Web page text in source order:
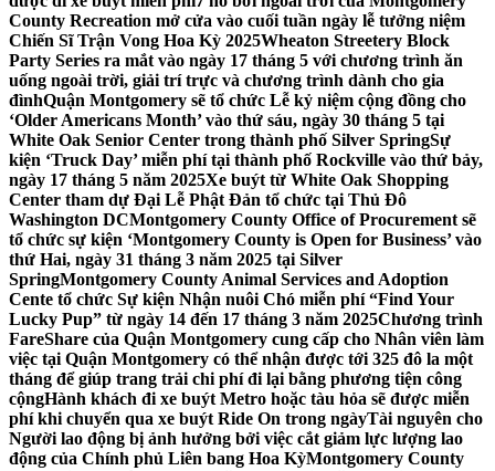
County Recreation mở cửa vào cuối tuần ngày lễ tưởng niệm
Chiến Sĩ Trận Vong Hoa Kỳ 2025Wheaton Streetery Block
Party Series ra mắt vào ngày 17 tháng 5 với chương trình ăn
uống ngoài trời, giải trí trực và chương trình dành cho gia
đìnhQuận Montgomery sẽ tổ chức Lễ kỷ niệm cộng đồng cho
‘Older Americans Month’ vào thứ sáu, ngày 30 tháng 5 tại
White Oak Senior Center trong thành phố Silver SpringSự
kiện ‘Truck Day’ miễn phí tại thành phố Rockville vào thứ bảy,
ngày 17 tháng 5 năm 2025Xe buýt từ White Oak Shopping
Center tham dự Đại Lễ Phật Đản tổ chức tại Thủ Đô
Washington DCMontgomery County Office of Procurement sẽ
tổ chức sự kiện ‘Montgomery County is Open for Business’ vào
thứ Hai, ngày 31 tháng 3 năm 2025 tại Silver
SpringMontgomery County Animal Services and Adoption
Cente tổ chức Sự kiện Nhận nuôi Chó miễn phí “Find Your
Lucky Pup” từ ngày 14 đến 17 tháng 3 năm 2025Chương trình
FareShare của Quận Montgomery cung cấp cho Nhân viên làm
việc tại Quận Montgomery có thể nhận được tới 325 đô la một
tháng để giúp trang trải chi phí đi lại bằng phương tiện công
cộngHành khách đi xe buýt Metro hoặc tàu hỏa sẽ được miễn
phí khi chuyển qua xe buýt Ride On trong ngàyTài nguyên cho
Người lao động bị ảnh hưởng bởi việc cắt giảm lực lượng lao
động của Chính phủ Liên bang Hoa KỳMontgomery County